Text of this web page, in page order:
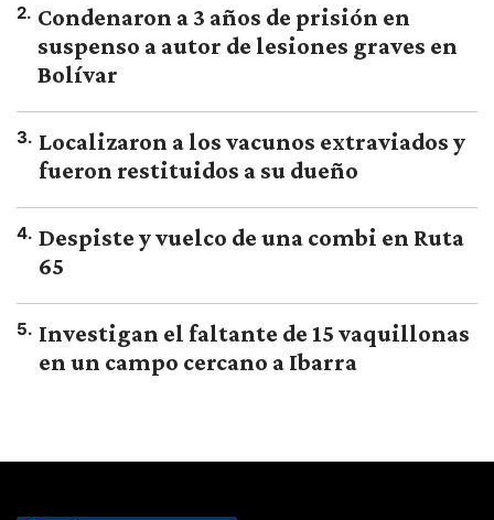
2. Condenaron a 3 años de prisión en
suspenso a autor de lesiones graves en
Bolívar
3. Localizaron a los vacunos extraviados y
fueron restituidos a su dueño
4. Despiste y vuelco de una combi en Ruta
65
5. Investigan el faltante de 15 vaquillonas
en un campo cercano a Ibarra